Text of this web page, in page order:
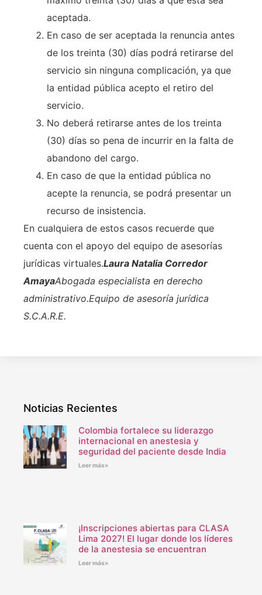
aceptada.
En caso de ser aceptada la renuncia antes
de los treinta (30) días podrá retirarse del
servicio sin ninguna complicación, ya que
la entidad pública acepto el retiro del
servicio.
No deberá retirarse antes de los treinta
(30) días so pena de incurrir en la falta de
abandono del cargo.
En caso de que la entidad pública no
acepte la renuncia, se podrá presentar un
recurso de insistencia.
En cualquiera de estos casos recuerde que
cuenta con el apoyo del equipo de asesorías
jurídicas virtuales.Laura Natalia Corredor
AmayaAbogada especialista en derecho
administrativo.Equipo de asesoría jurídica
S.C.A.R.E.
Noticias Recientes
Colombia fortalece su liderazgo
internacional en anestesia y
seguridad del paciente desde India
Leer más»
¡Inscripciones abiertas para CLASA
Lima 2027! El lugar donde los líderes
de la anestesia se encuentran
Leer más»